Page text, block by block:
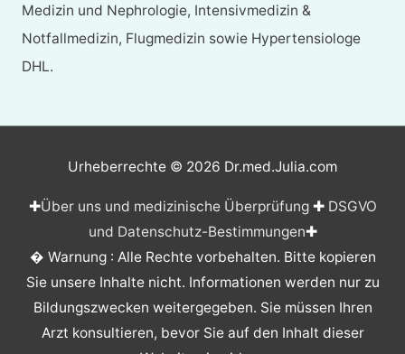
Medizin und Nephrologie, Intensivmedizin &
Notfallmedizin, Flugmedizin sowie Hypertensiologe
DHL.
Urheberrechte © 2026 Dr.med.Julia.com
✚Über uns und medizinische Überprüfung✚ DSGVO
und Datenschutz-Bestimmungen✚
� Warnung : Alle Rechte vorbehalten. Bitte kopieren
Sie unsere Inhalte nicht. Informationen werden nur zu
Bildungszwecken weitergegeben. Sie müssen Ihren
Arzt konsultieren, bevor Sie auf den Inhalt dieser